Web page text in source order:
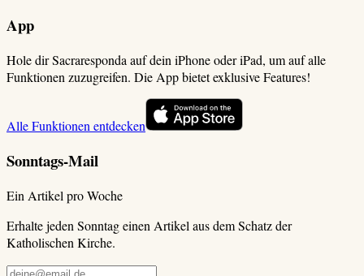
App
Hole dir Sacraresponda auf dein iPhone oder iPad, um auf alle
Funktionen zuzugreifen. Die App bietet exklusive Features!
Alle Funktionen entdecken
Sonntags-Mail
Ein Artikel pro Woche
Erhalte jeden Sonntag einen Artikel aus dem Schatz der
Katholischen Kirche.